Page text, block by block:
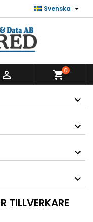
Svenska 
 shopping_cart0
TILLVERKARE